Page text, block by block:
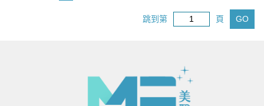
跳到第 頁 GO